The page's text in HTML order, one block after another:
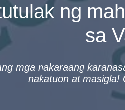
ng
sa
mga nakaraang
nakatuon at masigla!